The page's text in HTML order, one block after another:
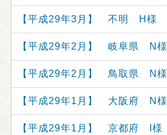
【平成29年3月】 不明 H様
【平成29年2月】 岐阜県 N様
【平成29年2月】 鳥取県 N様
【平成29年1月】 大阪府 N様
【平成29年1月】 京都府 I様